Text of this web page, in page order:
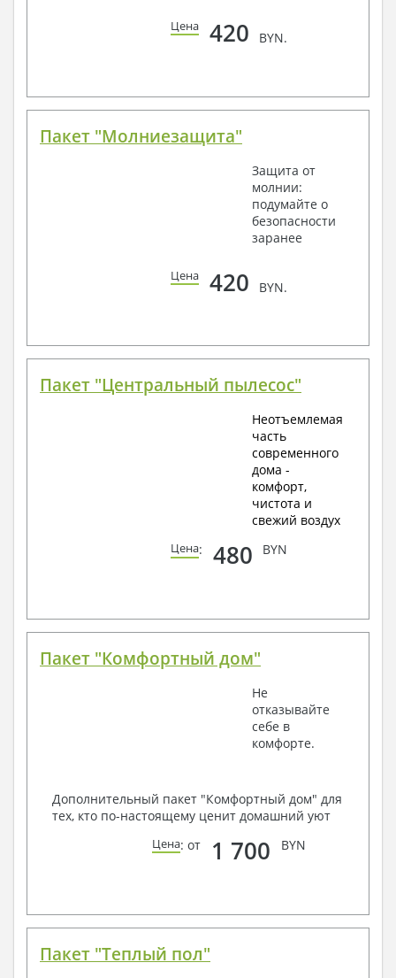
Цена 420 BYN.
Пакет "Молниезащита"
Защита от
молнии:
подумайте о
безопасности
заранее
Цена 420 BYN.
Пакет "Центральный пылесос"
Неотъемлемая
часть
современного
дома -
комфорт,
чистота и
свежий воздух
Цена: 480 BYN
Пакет "Комфортный дом"
Не
отказывайте
себе в
комфорте.
Дополнительный пакет "Комфортный дом" для
тех, кто по-настоящему ценит домашний уют
Цена: от 1 700 BYN
Пакет "Теплый пол"